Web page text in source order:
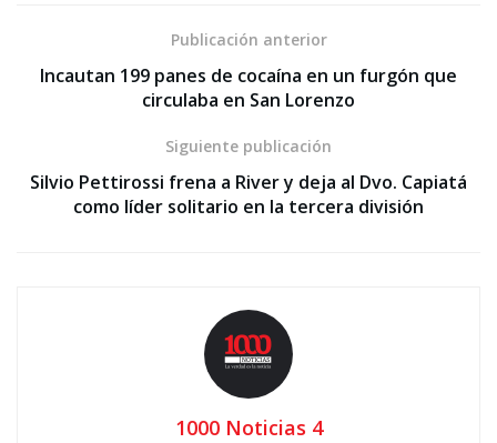
Publicación anterior
Incautan 199 panes de cocaína en un furgón que
circulaba en San Lorenzo
Siguiente publicación
Silvio Pettirossi frena a River y deja al Dvo. Capiatá
como líder solitario en la tercera división
1000 Noticias 4